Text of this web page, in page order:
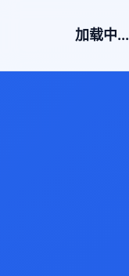
加载中...